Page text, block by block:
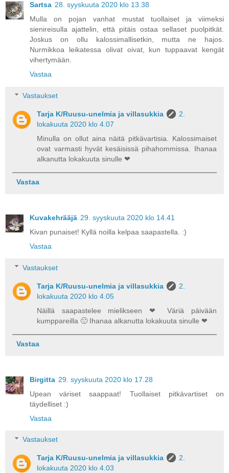
Sartsa 28. syyskuuta 2020 klo 13.38
Mulla on pojan vanhat mustat tuollaiset ja viimeksi
sienireisulla ajattelin, että pitäis ostaa sellaset puolpitkät.
Joskus on ollu kalossimallisetkin, mutta ne hajos.
Nurmikkoa leikatessa olivat oivat, kun tuppaavat kengät
vihertymään.
Vastaa
Vastaukset
Tarja K/Ruusu-unelmia ja villasukkia
2.
lokakuuta 2020 klo 4.07
Minulla on ollut aina näitä pitkävartisia. Kalossimaiset
ovat varmasti hyvät kesäisissä pihahommissa. Ihanaa
alkanutta lokakuuta sinulle ❤
Vastaa
Kuvakehrääjä 29. syyskuuta 2020 klo 14.41
Kivan punaiset! Kyllä noilla kelpaa saapastella. :)
Vastaa
Vastaukset
Tarja K/Ruusu-unelmia ja villasukkia
2.
lokakuuta 2020 klo 4.05
Näillä saapastelee mielikseen ❤ Väriä päivään
kumppareilla 🙂 Ihanaa alkanutta lokakuuta sinulle ❤
Vastaa
Birgitta 29. syyskuuta 2020 klo 17.28
Upean väriset saappaat! Tuollaiset pitkävartiset on
täydelliset :)
Vastaa
Vastaukset
Tarja K/Ruusu-unelmia ja villasukkia
2.
lokakuuta 2020 klo 4.03